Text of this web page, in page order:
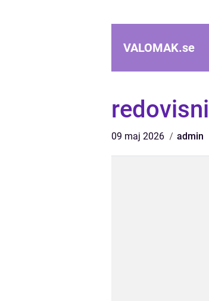
VALOMAK.se
09 maj 2026 admin